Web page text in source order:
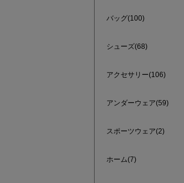
バッグ(100)
シューズ(68)
アクセサリー(106)
アンダーウェア(59)
スポーツウェア(2)
ホーム(7)